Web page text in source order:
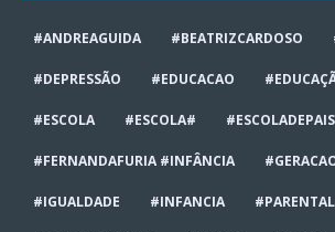
#ANDREAGUIDA #BEATRIZCARDOSO
#DEPRESSÃO #EDUCACAO
#ESCOLA #ESCOLA# #ESCOLADEPAIS
#FERNANDAFURIA #INFÂNCIA
#IGUALDADE #INFANCIA